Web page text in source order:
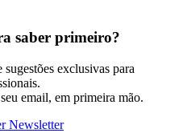
saber primeiro?
exclusivas para
email, em primeira mão.
Newsletter